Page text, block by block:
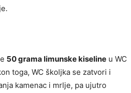
50 grama limunske kiseline u WC
toga, WC školjka se zatvori i
kamenac i mrlje, pa ujutro